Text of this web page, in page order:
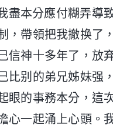
盡本分應付糊弄導
帶領把我撤换了
信神十多年了，放
比别的弟兄姊妹强
眼的事務本分，這
心一起涌上心頭。